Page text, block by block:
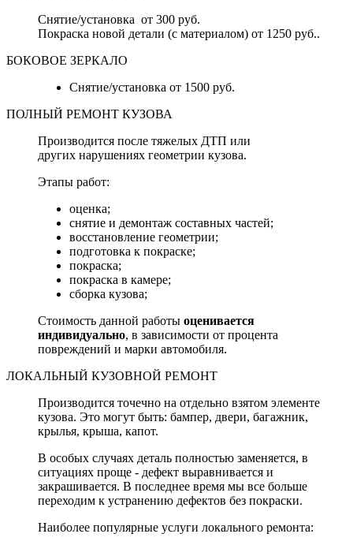
Снятие/установка от 300 руб.
Покраска новой детали (с материалом) от 1250 руб..
БОКОВОЕ ЗЕРКАЛО
Снятие/установка от 1500 руб.
ПОЛНЫЙ РЕМОНТ КУЗОВА
Производится после тяжелых ДТП или
других нарушениях геометрии кузова.
Этапы работ:
оценка;
снятие и демонтаж составных частей;
восстановление геометрии;
подготовка к покраске;
покраска;
покраска в камере;
сборка кузова;
Стоимость данной работы оценивается
индивидуально, в зависимости от процента
повреждений и марки автомобиля.
ЛОКАЛЬНЫЙ КУЗОВНОЙ РЕМОНТ
Производится точечно на отдельно взятом элементе
кузова. Это могут быть: бампер, двери, багажник,
крылья, крыша, капот.
В особых случаях деталь полностью заменяется, в
ситуациях проще - дефект выравнивается и
закрашивается. В последнее время мы все больше
переходим к устранению дефектов без покраски.
Наиболее популярные услуги локального ремонта: